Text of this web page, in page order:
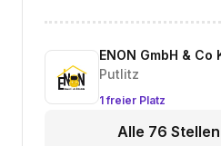
ENON GmbH & Co
Putlitz
1 freier Platz
Alle 76